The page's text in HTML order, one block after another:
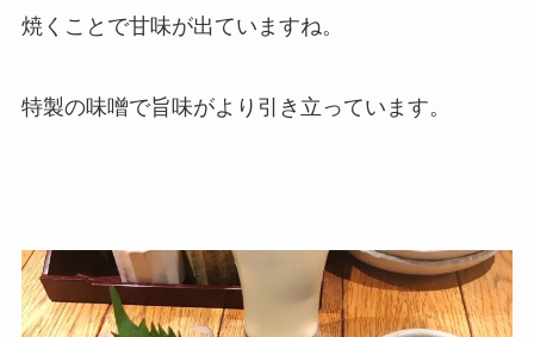
焼くことで甘味が出ていますね。
特製の味噌で旨味がより引き立っています。